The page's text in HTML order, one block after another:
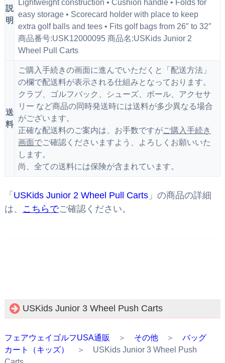
説
明
Lightweight construction • Cushion handle • Folds for
easy storage • Scorecard holder with place to keep
extra golf balls and tees • Fits golf bags from 26″ to 32″
商品番号:USK12000095 商品名:USKids Junior 2
Wheel Pull Carts
送
料
ご購入手続きの画面に進んでいただくと「配送方法」
の欄で配送料が表示される仕組みとなっております。
クラブ、ゴルフバック、シューズ、ボール、アクセサ
リー など商品の同時発送時には送料が多少異なる場合
がございます。
正確な配送料のご案内は、お手数ですがご購入手続き
画面でご確認くださいますよう、よろしくお願いいた
します。
尚、全ての送料には保険が含まれています。
「 USKids Junior 2 Wheel Pull Carts」の商品の詳細
は、
こちらでご確認ください。
USKids Junior 3 Wheel Push Carts
フェアウェイゴルフUSA通販 ＞ その他＞ バッグ
カート（キッズ）
＞ USKids Junior 3 Wheel Push